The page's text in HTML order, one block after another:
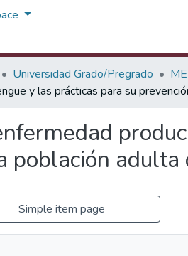
Universidad Grado/Pregrado
y las prácticas para su
población adulta
Simple item page